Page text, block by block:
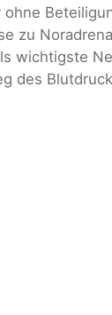
zu
wichtigste
des